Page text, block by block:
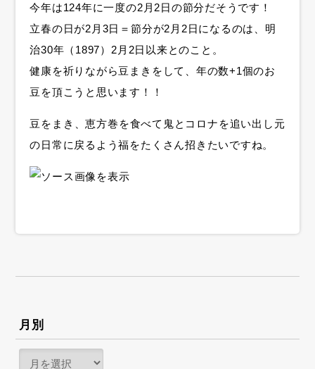
今年は124年に一度の2月2日の節分だそうです！
立春の日が2月3日＝節分が2月2日になるのは、明
治30年（1897）2月2日以来とのこと。
健康を祈りながら豆まきをして、年の数+1個のお
豆を頂こうと思います！！
豆をまき、恵方巻を食べて鬼とコロナを追い出し元
の日常に戻るよう福をたくさん招きたいですね。
月別